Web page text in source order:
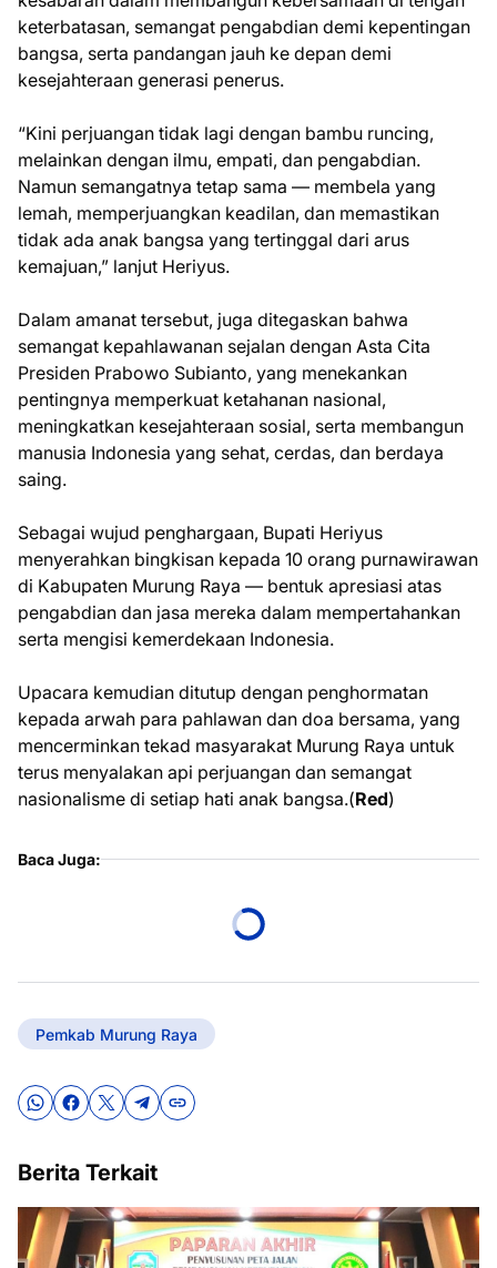
keterbatasan, semangat pengabdian demi kepentingan
bangsa, serta pandangan jauh ke depan demi
kesejahteraan generasi penerus.
“Kini perjuangan tidak lagi dengan bambu runcing,
melainkan dengan ilmu, empati, dan pengabdian.
Namun semangatnya tetap sama — membela yang
lemah, memperjuangkan keadilan, dan memastikan
tidak ada anak bangsa yang tertinggal dari arus
kemajuan,” lanjut Heriyus.
Dalam amanat tersebut, juga ditegaskan bahwa
semangat kepahlawanan sejalan dengan Asta Cita
Presiden Prabowo Subianto, yang menekankan
pentingnya memperkuat ketahanan nasional,
meningkatkan kesejahteraan sosial, serta membangun
manusia Indonesia yang sehat, cerdas, dan berdaya
saing.
Sebagai wujud penghargaan, Bupati Heriyus
menyerahkan bingkisan kepada 10 orang purnawirawan
di Kabupaten Murung Raya — bentuk apresiasi atas
pengabdian dan jasa mereka dalam mempertahankan
serta mengisi kemerdekaan Indonesia.
Upacara kemudian ditutup dengan penghormatan
kepada arwah para pahlawan dan doa bersama, yang
mencerminkan tekad masyarakat Murung Raya untuk
terus menyalakan api perjuangan dan semangat
nasionalisme di setiap hati anak bangsa.(Red)
Baca Juga:
Pemkab Murung Raya
Berita Terkait